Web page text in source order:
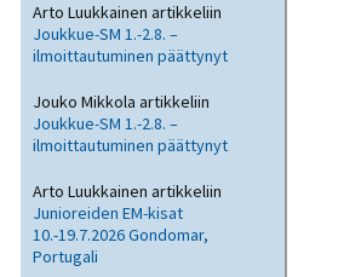
Arto Luukkainen artikkeliin
Joukkue-SM 1.-2.8. –
ilmoittautuminen päättynyt
Jouko Mikkola artikkeliin
Joukkue-SM 1.-2.8. –
ilmoittautuminen päättynyt
Arto Luukkainen artikkeliin
Junioreiden EM-kisat
10.-19.7.2026 Gondomar,
Portugali